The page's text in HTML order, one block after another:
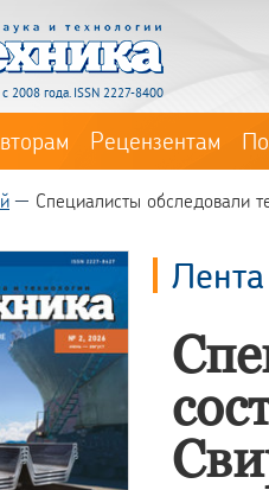
с 2008 года. ISSN 2227-8400
Рецензентам
Специалисты обследовали